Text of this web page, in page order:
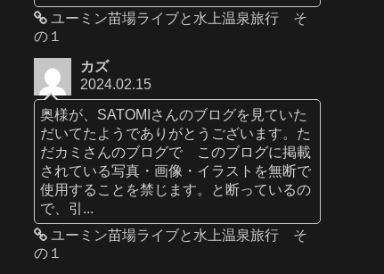
ユーミン苗場ライブと水上温泉旅行 そ
の１
カズ
2024.02.15
奥様が、SATOMIさんのブログを見ていた
だいてたようでありがとうございます。た
だカミさんのブログで このブログに掲載
されている写真・画像・イラストを無断で
使用することを禁じます。と断っているの
で、引...
ユーミン苗場ライブと水上温泉旅行 そ
の１